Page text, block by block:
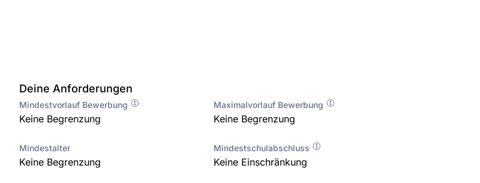
Deine Anforderungen
Mindestvorlauf Bewerbung
Keine Begrenzung
Maximalvorlauf Bewerbung
Keine Begrenzung
Mindestalter
Keine Begrenzung
Mindestschulabschluss
Keine Einschränkung